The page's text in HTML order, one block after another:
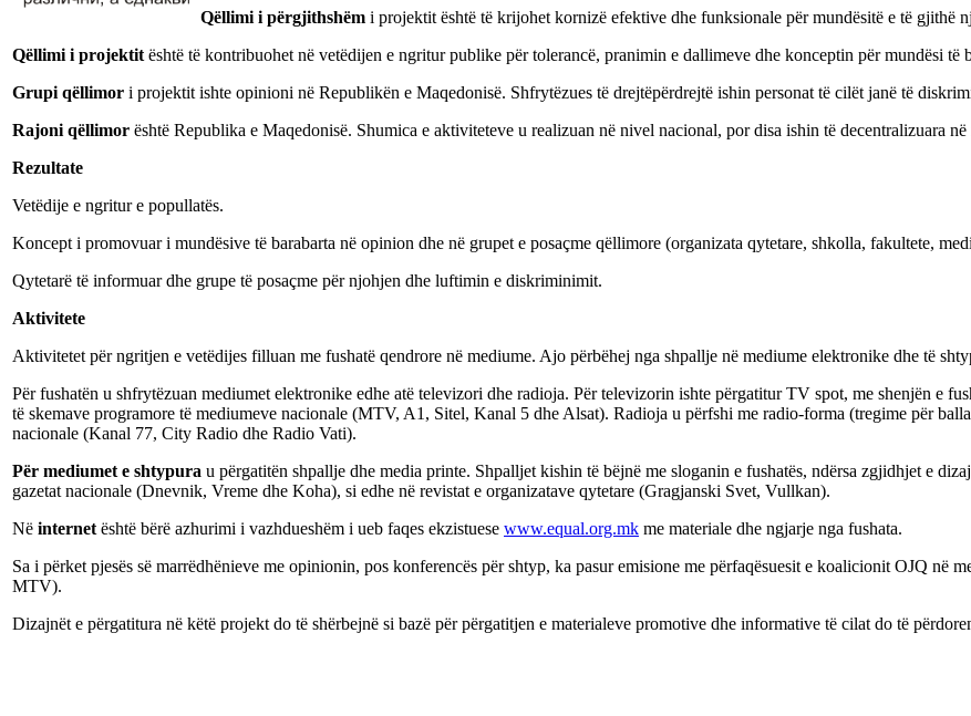
Qëllimi i përgjithshëm i projektit është të krijohet kornizë efektive dhe funksionale për mundësitë e të gjithë
Qëllimi i projektit është të kontribuohet në vetëdijen e ngritur publike për tolerancë, pranimin e dallimeve dhe konceptin për mundësi të
Grupi qëllimor i projektit ishte opinioni në Republikën e Maqedonisë. Shfrytëzues të drejtëpërdrejtë ishin personat të cilët janë të
Rajoni qëllimor është Republika e Maqedonisë. Shumica e aktiviteteve u realizuan në nivel nacional, por disa ishin të decentralizuara
Rezultate
Vetëdije e ngritur e popullatës.
Koncept i promovuar i mundësive të barabarta në opinion dhe në grupet e posaçme qëllimore (organizata qytetare, shkolla, fakultete,
Qytetarë të informuar dhe grupe të posaçme për njohjen dhe luftimin e diskriminimit.
Aktivitete
Aktivitetet për ngritjen e vetëdijes filluan me fushatë qendrore në mediume. Ajo përbëhej nga shpallje në mediume elektronike dhe të
Për fushatën u shfrytëzuan mediumet elektronike edhe atë televizori dhe radioja. Për televizorin ishte përgatitur TV spot, me shenjën e
të skemave programore të mediumeve nacionale (MTV, A1, Sitel, Kanal 5 dhe Alsat). Radioja u përfshi me radio-forma (tregime për
nacionale (Kanal 77, City Radio dhe Radio Vati).
Për mediumet e shtypura u përgatitën shpallje dhe media printe. Shpalljet kishin të bëjnë me sloganin e fushatës, ndërsa zgjidhjet e
gazetat nacionale (Dnevnik, Vreme dhe Koha), si edhe në revistat e organizatave qytetare (Gragjanski Svet, Vullkan).
Në internet është bërë azhurimi i vazhdueshëm i ueb faqes ekzistuese www.equal.org.mk me materiale dhe ngjarje nga fushata.
Sa i përket pjesës së marrëdhënieve me opinionin, pos konferencës për shtyp, ka pasur emisione me përfaqësuesit e koalicionit OJQ në
MTV).
Dizajnët e përgatitura në këtë projekt do të shërbejnë si bazë për përgatitjen e materialeve promotive dhe informative të cilat do të